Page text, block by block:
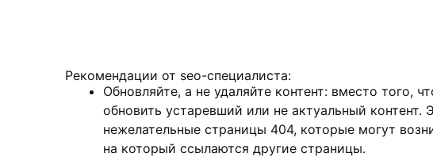
Рекомендации от seo-специалиста:
Обновляйте, а не удаляйте контент: вместо того,
обновить устаревший или не актуальный контент.
нежелательные страницы 404, которые могут
на который ссылаются другие страницы.